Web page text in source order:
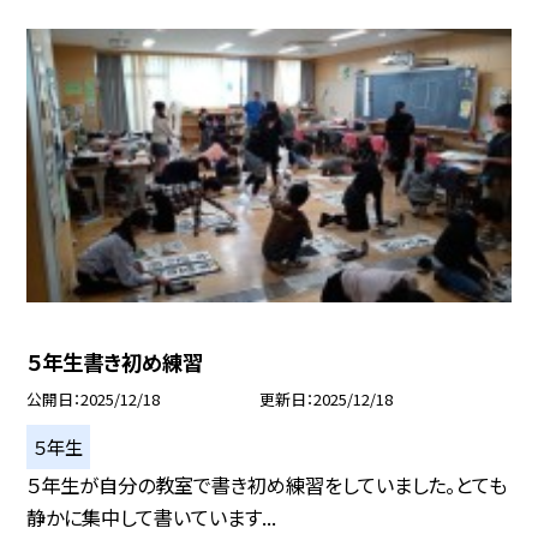
５年生書き初め練習
公開日 2025/12/18 更新日 2025/12/18
５年生
５年生が自分の教室で書き初め練習をしていました。とても
静かに集中して書いています...